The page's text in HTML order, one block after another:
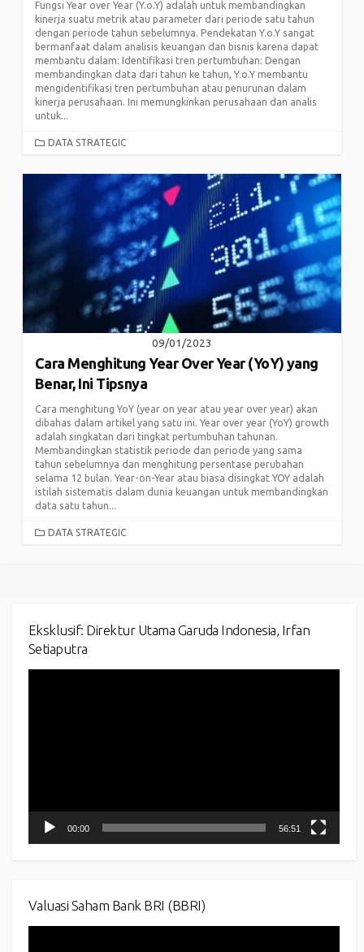
Fungsi Year over Year (Y.o.Y) adalah untuk membandingkan
kinerja suatu metrik atau parameter dari periode satu tahun
dengan periode tahun sebelumnya. Pendekatan Y.o.Y sangat
bermanfaat dalam analisis keuangan dan bisnis karena dapat
membantu dalam: Identifikasi tren pertumbuhan: Dengan
membandingkan data dari tahun ke tahun, Y.o.Y membantu
mengidentifikasi tren pertumbuhan atau penurunan dalam
kinerja perusahaan. Ini memungkinkan perusahaan dan analis
untuk...
CATEGORIES
DATA STRATEGIC
09/01/2023
Cara Menghitung Year Over Year (YoY) yang
Benar, Ini Tipsnya
Cara menghitung YoY (year on year atau year over year) akan
dibahas dalam artikel yang satu ini. Year over year (YoY) growth
adalah singkatan dari tingkat pertumbuhan tahunan.
Membandingkan statistik periode dan periode yang sama
tahun sebelumnya dan menghitung persentase perubahan
selama 12 bulan. Year-on-Year atau biasa disingkat YOY adalah
istilah sistematis dalam dunia keuangan untuk membandingkan
data satu tahun...
CATEGORIES
DATA STRATEGIC
Eksklusif: Direktur Utama Garuda Indonesia, Irfan
Setiaputra
00:00 56:51
Valuasi Saham Bank BRI (BBRI)